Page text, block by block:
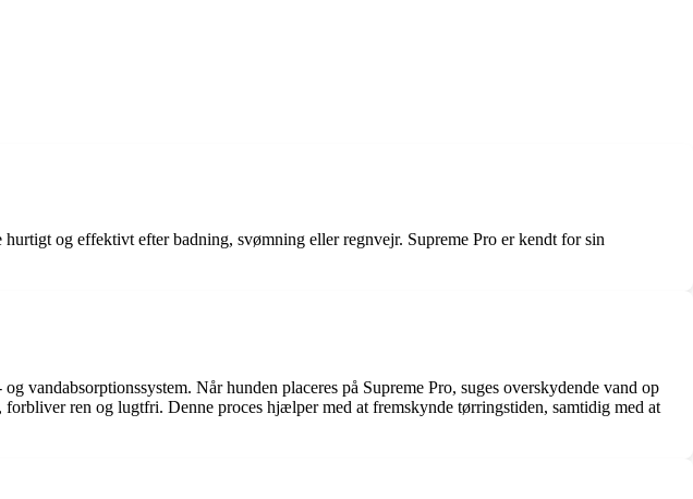
og effektivt efter badning, svømning eller regnvejr. Supreme Pro er kendt for sin
vandabsorptionssystem. Når hunden placeres på Supreme Pro, suges overskydende vand op
ren og lugtfri. Denne proces hjælper med at fremskynde tørringstiden, samtidig med at